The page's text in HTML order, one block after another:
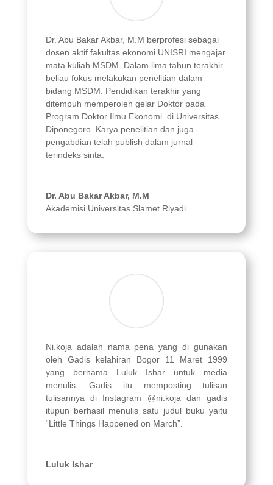
Dr. Abu Bakar Akbar, M.M berprofesi sebagai
dosen aktif fakultas ekonomi UNISRI mengajar
mata kuliah MSDM. Dalam lima tahun terakhir
beliau fokus melakukan penelitian dalam
bidang MSDM. Pendidikan terakhir yang
ditempuh memperoleh gelar Doktor pada
Program Doktor Ilmu Ekonomi di Universitas
Diponegoro. Karya penelitian dan juga
pengabdian telah publish dalam jurnal
terindeks sinta.
Dr. Abu Bakar Akbar, M.M
Akademisi Universitas Slamet Riyadi
Ni.koja adalah nama pena yang di gunakan
oleh Gadis kelahiran Bogor 11 Maret 1999
yang bernama Luluk Ishar untuk media
menulis. Gadis itu memposting tulisan
tulisannya di Instagram @ni.koja dan gadis
itupun berhasil menulis satu judul buku yaitu
“Little Things Happened on March”.
Luluk Ishar